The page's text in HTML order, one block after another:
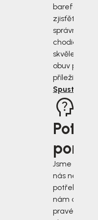
barefoot bot
zjisťěte jak
správně
chodidla a
skvěle
obuv pro
příležitost.
Spustit
Jsme tu pro
nás nejvíce
potřebujete.
nám do
pravém